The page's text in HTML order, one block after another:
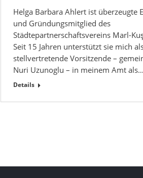
Helga Barbara Ahlert ist überzeugte
und Gründungsmitglied des
Städtepartnerschaftsvereins Marl-
Seit 15 Jahren unterstützt sie mich
stellvertretende Vorsitzende –
Nuri Uzunoglu – in meinem Amt als…
Details